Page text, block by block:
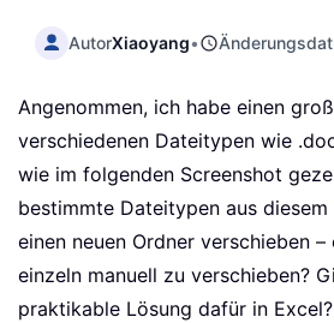
AutorXiaoyang•
Angenommen, ich habe einen
verschiedenen Dateitypen wie
wie im folgenden Screenshot
bestimmte Dateitypen aus
einen neuen Ordner verschieben
einzeln manuell zu verschieben?
praktikable Lösung dafür in Excel?